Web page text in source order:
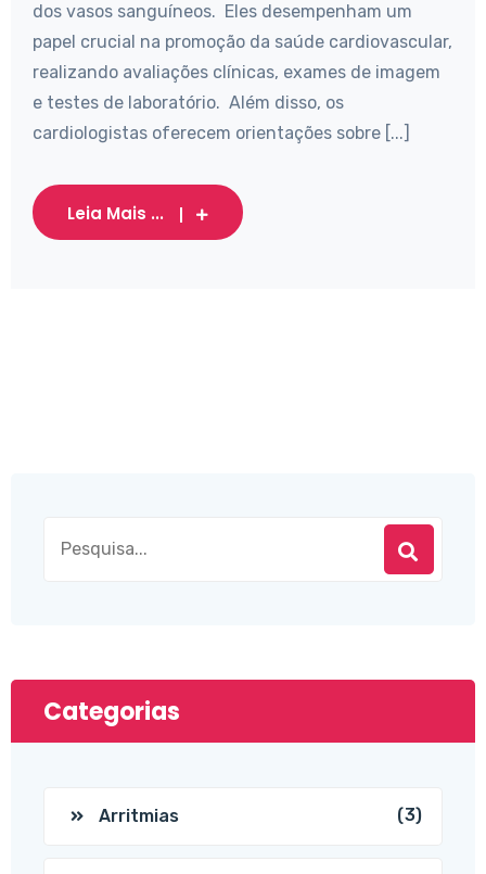
dos vasos sanguíneos. Eles desempenham um
papel crucial na promoção da saúde cardiovascular,
realizando avaliações clínicas, exames de imagem
e testes de laboratório. Além disso, os
cardiologistas oferecem orientações sobre [...]
Leia Mais ...
Categorias
Arritmias (3)